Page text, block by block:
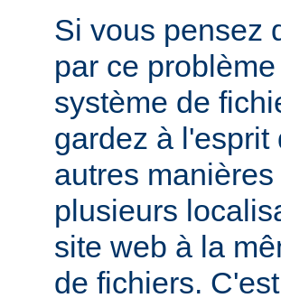
Si vous pensez
par ce
système de
gardez à
autres
plusieurs
site web à la
de fichiers.